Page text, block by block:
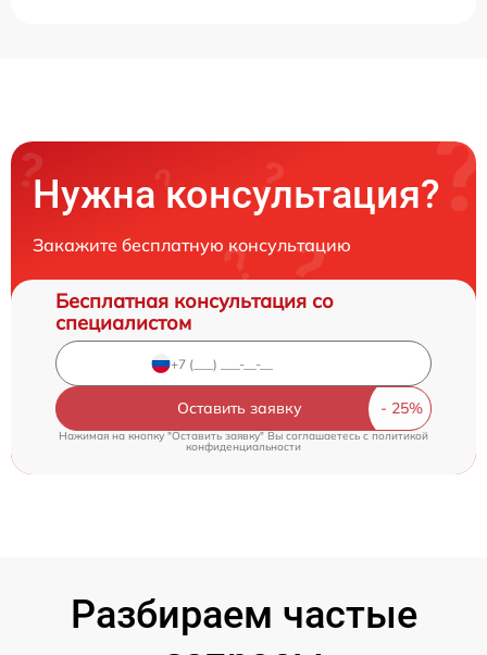
Нужна консультация?
Закажите бесплатную консультацию
Бесплатная консультация со
специалистом
Оставить заявку
Нажимая на кнопку "Оставить заявку" Вы соглашаетесь c политикой
конфиденциальности
Разбираем частые